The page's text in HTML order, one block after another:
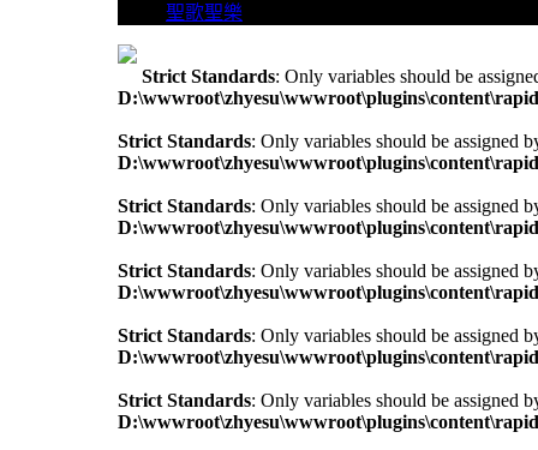
聖歌聖樂
Strict Standards: Only variables should be
Strict Standards: Only variables should be assigned
Strict Standards: Only variables should be assigned
Strict Standards: Only variables should be assigned
Strict Standards: Only variables should be assigned
Strict Standards: Only variables should be assigned